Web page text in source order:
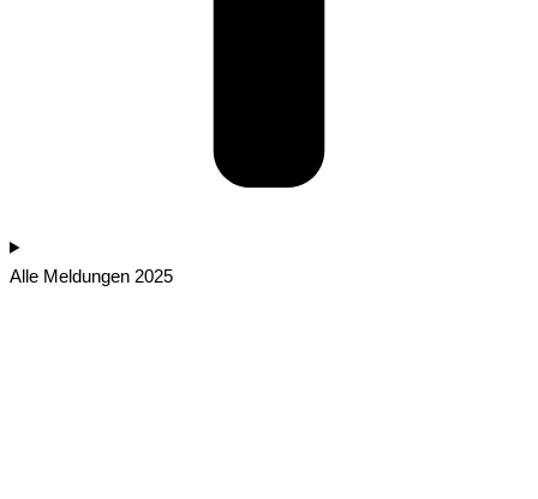
Alle Meldungen 2025